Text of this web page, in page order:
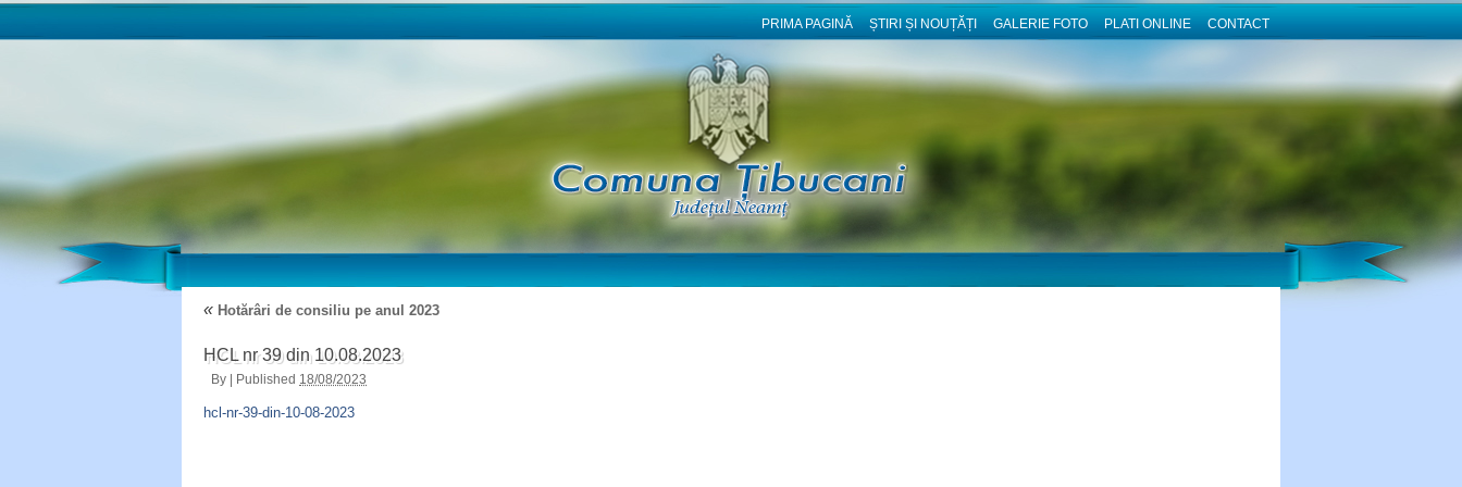
PRIMA PAGINĂ ȘTIRI ȘI NOUȚĂȚI GALERIE FOTO PLATI ONLINE CONTACT
« Hotărâri de consiliu pe anul 2023
HCL nr 39 din 10.08.2023
By | Published 18/08/2023
hcl-nr-39-din-10-08-2023